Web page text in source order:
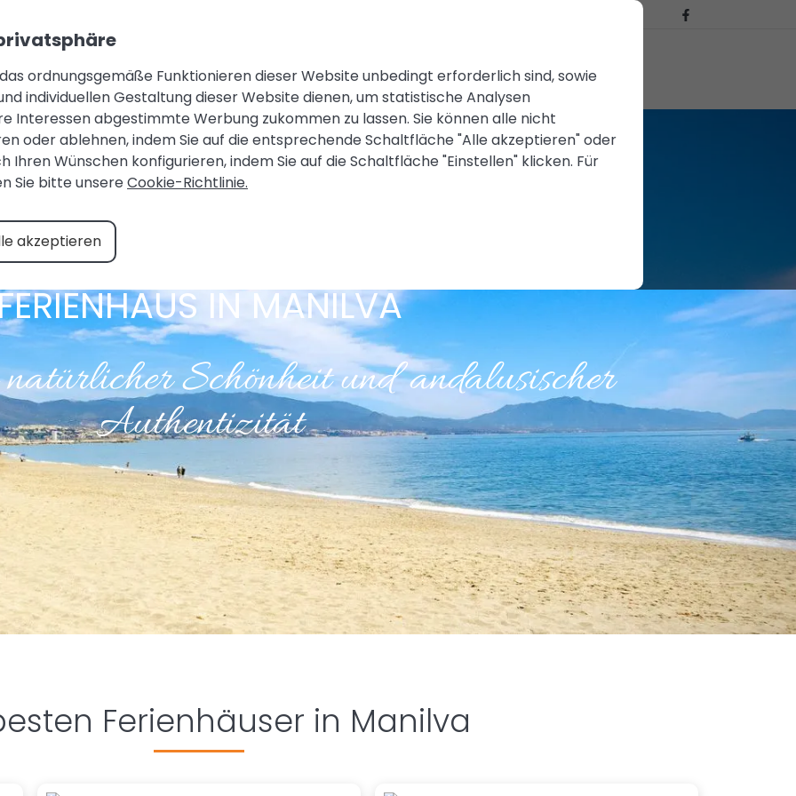
WILLKOMMEN FERIENHAUS ÜBER UNS BLOG KONTAKT ZU KAUFEN
IN MANILVA
Schönheit und andalusischer
Authentizität
Ferienhäuser in Manilva
ordnungsgemäße Funktionieren dieser Website unbedingt erforderlich sind, sowie
individuellen Gestaltung dieser Website dienen, um statistische Analysen
Interessen abgestimmte Werbung zukommen zu lassen. Sie können alle nicht
oder ablehnen, indem Sie auf die entsprechende Schaltfläche "Alle akzeptieren" oder
Ihren Wünschen konfigurieren, indem Sie auf die Schaltfläche "Einstellen" klicken. Für
Sie bitte unsereCookie-Richtlinie.
akzeptieren